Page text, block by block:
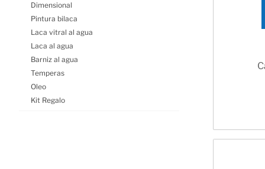
Dimensional
Pintura bilaca
Laca vitral al agua
Laca al agua
Barniz al agua
Temperas
Oleo
Kit Regalo